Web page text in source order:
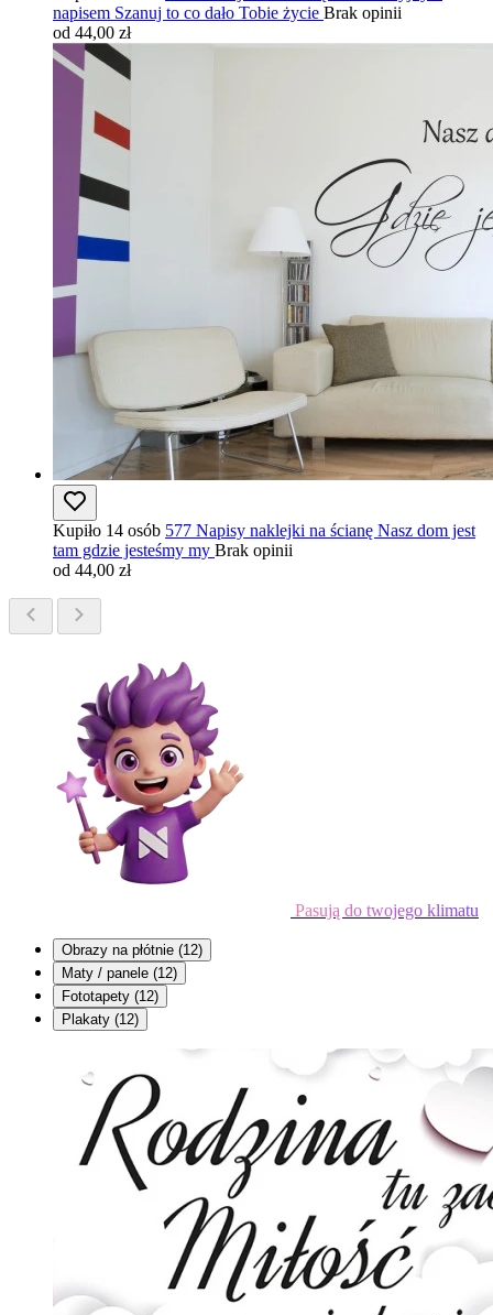
napisem Szanuj to co dało Tobie życie Brak opinii
od 44,00 zł
Kupiło 14 osób 577 Napisy naklejki na ścianę Nasz dom jest
tam gdzie jesteśmy my Brak opinii
od 44,00 zł
Pasują do twojego klimatu
Obrazy na płótnie (12)
Maty / panele (12)
Fototapety (12)
Plakaty (12)